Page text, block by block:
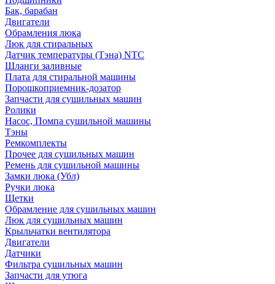
Бак, барабан
Двигатели
Обрамления люка
Люк для стиральных
Датчик температуры (Тэна) NTC
Шланги заливные
Плата для стиральной машины
Порошкоприемник-дозатор
Запчасти для сушильных машин
Ролики
Насос, Помпа сушильной машины
Тэны
Ремкомплекты
Прочее для сушильных машин
Ремень для сушильной машины
Замки люка (Убл)
Ручки люка
Щетки
Обрамление для сушильных машин
Люк для сушильных машин
Крыльчатки вентилятора
Двигатели
Датчики
Фильтра сушильных машин
Запчасти для утюга